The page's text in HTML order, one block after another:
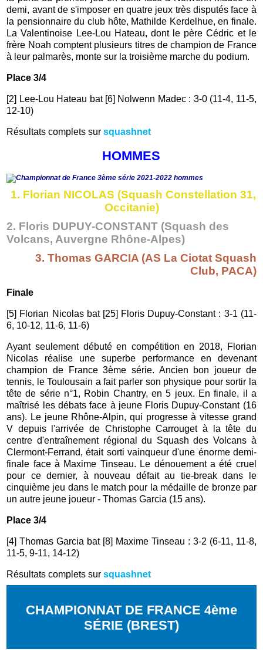
demi, avant de s'imposer en quatre jeux très disputés face à
la pensionnaire du club hôte, Mathilde Kerdelhue, en finale.
La Valentinoise Lee-Lou Hateau, dont le père Cédric et le
frère Noah comptent plusieurs titres de champion de France
à leur palmarès, monte sur la troisième marche du podium.
Place 3/4
[2] Lee-Lou Hateau bat [6] Nolwenn Madec : 3-0 (11-4, 11-5,
12-10)
Résultats complets sursquashnet
HOMMES
1. Florian NICOLAS (Squash Constellation 31,
Occitanie)
2. Floris DUPUY-CONSTANT (Squash des
Volcans, Auvergne Rhône-Alpes)
3. Thomas GARCIA (AS La Ciotat Squash
Club, PACA)
Finale
[5] Florian Nicolas bat [25] Floris Dupuy-Constant : 3-1 (11-
6, 10-12, 11-6, 11-6)
Ayant seulement débuté en compétition en 2018, Florian
Nicolas réalise une superbe performance en devenant
champion de France 3ème série. Ancien bon joueur de
tennis, le Toulousain a fait parler son physique pour sortir la
tête de série n°1, Robin Chantry, en 5 jeux. En finale, il a
maîtrisé les débats face à jeune Floris Dupuy-Constant (16
ans). Le jeune Rhône-Alpin, qui progresse à vitesse grand
V depuis l'arrivée de Christophe Carrouget à la tête du
centre d'entraînement régional du Squash des Volcans à
Clermont-Ferrand, était sorti vainqueur d'une énorme demi-
finale face à Maxime Tinseau. Le dénouement a été cruel
pour ce dernier, à nouveau défait au tie-break dans le
cinquième jeu dans le match pour la médaille de bronze par
un autre jeune joueur - Thomas Garcia (15 ans).
Place 3/4
[4] Thomas Garcia bat [8] Maxime Tinseau : 3-2 (6-11, 11-8,
11-5, 9-11, 14-12)
Résultats complets sursquashnet
CHAMPIONNAT DE FRANCE 4ème
SÉRIE (BREST)